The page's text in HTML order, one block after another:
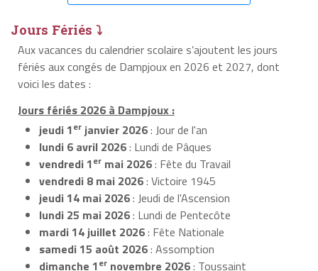
Jours Fériés ⤵
Aux vacances du calendrier scolaire s’ajoutent les jours
fériés aux congés de Dampjoux en 2026 et 2027, dont
voici les dates :
Jours fériés 2026 à Dampjoux :
jeudi 1er janvier 2026: Jour de l'an
lundi 6 avril 2026: Lundi de Pâques
vendredi 1er mai 2026: Fête du Travail
vendredi 8 mai 2026: Victoire 1945
jeudi 14 mai 2026: Jeudi de l'Ascension
lundi 25 mai 2026: Lundi de Pentecôte
mardi 14 juillet 2026: Fête Nationale
samedi 15 août 2026: Assomption
dimanche 1er novembre 2026: Toussaint